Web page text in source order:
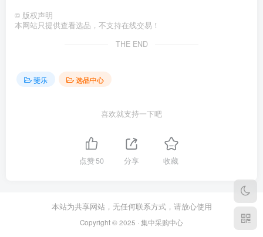
© 版权声明
本网站只提供查看选品，不支持在线交易！
THE END
斐乐 选品中心
喜欢就支持一下吧
点赞50 分享 收藏
本站为共享网站，无任何联系方式，请放心使用
Copyright © 2025 · 集中采购中心